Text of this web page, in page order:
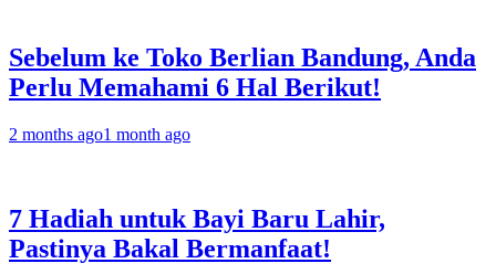
Sebelum ke Toko Berlian Bandung, Anda
Perlu Memahami 6 Hal Berikut!
2 months ago1 month ago
7 Hadiah untuk Bayi Baru Lahir,
Pastinya Bakal Bermanfaat!